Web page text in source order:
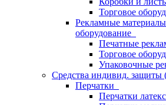
Торговое
Рекламные
оборудование
Печатные
Торговое
Упаковочные
Средства индивид.
Перчатки
Перчатки